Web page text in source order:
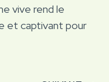
vive rend le
et captivant pour